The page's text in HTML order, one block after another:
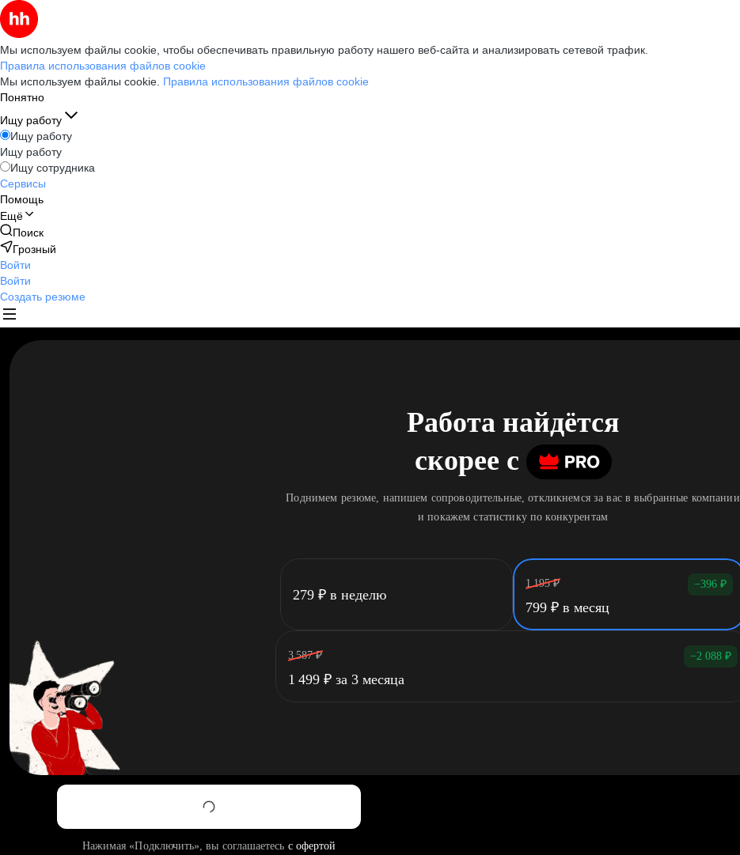
Мы используем файлы cookie, чтобы обеспечивать правильную работу нашего веб-сайта и анализировать сетевой трафик.
Правила использования файлов cookie
Мы используем файлы cookie. Правила использования файлов cookie
Понятно
Ищу работу
Ищу работу
Ищу работу
Ищу сотрудника
Сервисы
Помощь
Ещё
Поиск
Грозный
Войти
Войти
Создать резюме
Работа найдётся
скорее c
Поднимем резюме, напишем сопроводительные, откликнемся за вас в выбранные компании
и покажем статистику по конкурентам
279 ₽ в неделю
1 195 ₽ −396 ₽
799 ₽ в месяц
3 587 ₽ −2 088 ₽
1 499 ₽ за 3 месяца
Нажимая «Подключить», вы соглашаетесь с офертой